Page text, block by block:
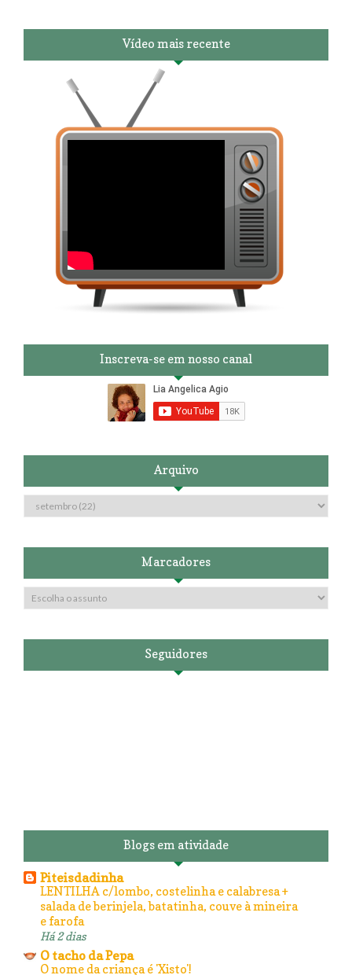
Vídeo mais recente
Inscreva-se em nosso canal
Arquivo
Marcadores
Seguidores
Blogs em atividade
Piteisdadinha
LENTILHA c/lombo, costelinha e calabresa +
salada de berinjela, batatinha, couve à mineira
e farofa
Há 2 dias
O tacho da Pepa
O nome da criança é 'Xisto'!